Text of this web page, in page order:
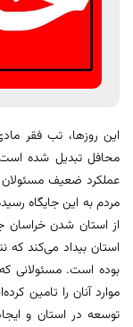
این روزها، تب فقر
محافل تبدیل شده
عملکرد ضعیف مسئولان
مردم به این جایگاه
از استان شدن خراسان
استان بیداد می‌کند که
بوده است. مسئولانی
موارد آنان را تامین
توسعه در استان و